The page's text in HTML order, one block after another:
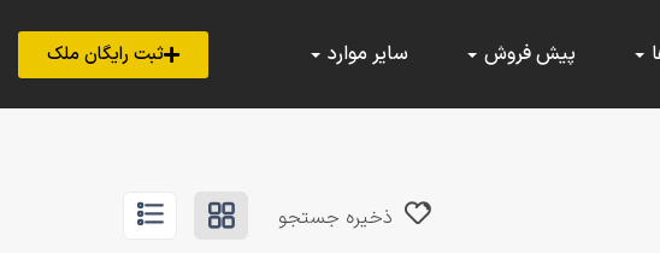
پیش فروش سایر موارد ثبت رایگان ملک
ذخیره جستجو